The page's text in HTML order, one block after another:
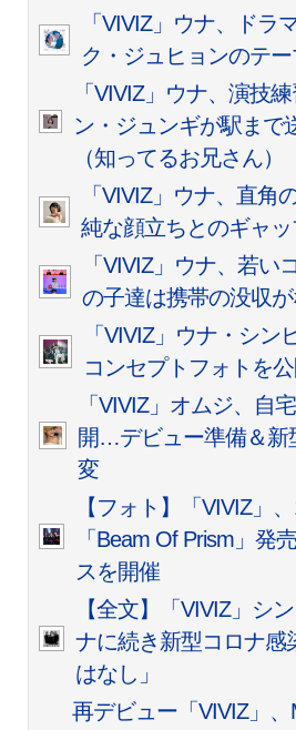
「VIVIZ」ウナ、ドラ
ク・ジュヒョンのテ
「VIVIZ」ウナ、演技
ン・ジュンギが駅まで
（知ってるお兄さん）
「VIVIZ」ウナ、直
純な顔立ちとのギャッ
「VIVIZ」ウナ、若
の子達は携帯の没収が
「VIVIZ」ウナ・シン
コンセプトフォトを公
「VIVIZ」オムジ、自
開…デビュー準備＆新
変
【フォト】「VIVIZ」
「Beam Of Prism」発
スを開催
【全文】「VIVIZ」シ
ナに続き新型コロナ
はなし」
再デビュー「VIVIZ」、